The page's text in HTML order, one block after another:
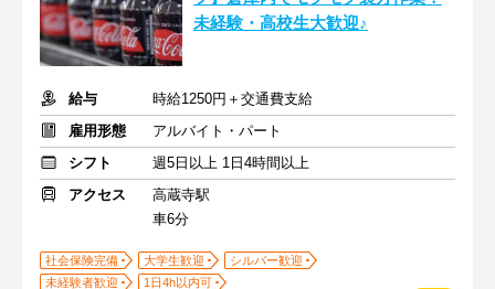
未経験・高校生大歓迎♪
給与
時給1250円＋交通費支給
雇用形態
アルバイト・パート
シフト
週5日以上 1日4時間以上
アクセス
高蔵寺駅
車6分
社会保険完備 大学生歓迎
シルバー歓迎
未経験者歓迎
1日4h以内可